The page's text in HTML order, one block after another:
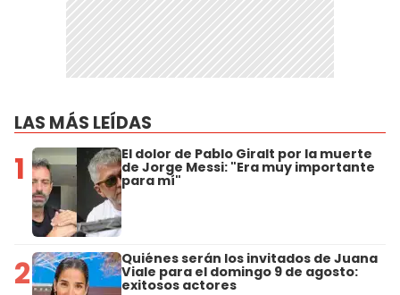
LAS MÁS LEÍDAS
1 El dolor de Pablo Giralt por la muerte
de Jorge Messi: "Era muy importante
para mí"
2 Quiénes serán los invitados de Juana
Viale para el domingo 9 de agosto:
exitosos actores